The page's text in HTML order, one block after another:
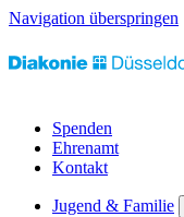
Navigation überspringen
Spenden
Ehrenamt
Kontakt
Jugend & Familie